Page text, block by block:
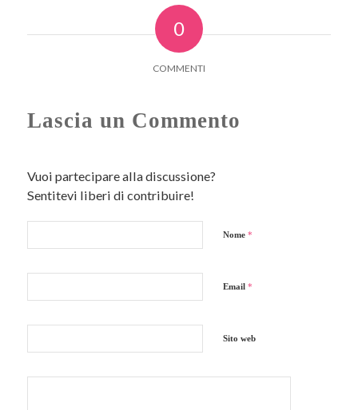
0
COMMENTI
Lascia un Commento
Vuoi partecipare alla discussione?
Sentitevi liberi di contribuire!
Nome *
Email *
Sito web